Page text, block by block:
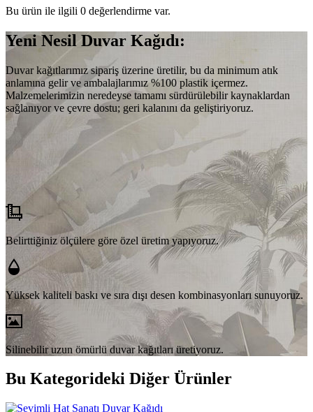
Bu ürün ile ilgili 0 değerlendirme var.
Yeni Nesil Duvar Kağıdı:
Duvar kağıtlarımız sipariş üzerine üretilir, bu da minimum atık
anlamına gelir ve ambalajlarımız %100 plastik içermez.
Malzemelerimizin neredeyse tamamı sürdürülebilir kaynaklardan
sağlanıyor ve çevre dostu; geri kalanını da geliştiriyoruz.
Belirttiğiniz ölçülere göre özel üretim yapıyoruz.
Yüksek kaliteli baskı ve sıra dışı desen kombinasyonları sunuyoruz.
Silinebilir uzun ömürlü duvar kağıtları üretiyoruz.
Bu Kategorideki Diğer Ürünler